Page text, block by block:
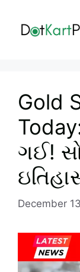
content
Gold
ગઈ!
December